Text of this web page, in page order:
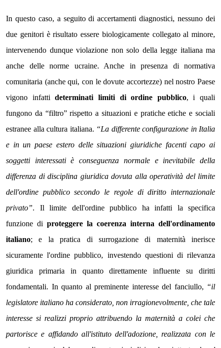
In questo caso, a seguito di accertamenti diagnostici, nessuno dei
due genitori è risultato essere biologicamente collegato al minore,
intervenendo dunque violazione non solo della legge italiana ma
anche delle norme ucraine. Anche in presenza di normativa
comunitaria (anche qui, con le dovute accortezze) nel nostro Paese
vigono infattideterminati limiti di ordine pubblico, i quali
fungono da “filtro” rispetto a situazioni e pratiche etiche e sociali
estranee alla cultura italiana. “La differente configurazione in Italia
e in un paese estero delle situazioni giuridiche facenti capo ai
soggetti interessati è conseguenza normale e inevitabile della
differenza di disciplina giuridica dovuta alla operatività del limite
dell'ordine pubblico secondo le regole di diritto internazionale
privato”. Il limite dell'ordine pubblico ha infatti la specifica
funzione di proteggere la coerenza interna dell'ordinamento
italiano; e la pratica di surrogazione di maternità inerisce
sicuramente l'ordine pubblico, investendo questioni di rilevanza
giuridica primaria in quanto direttamente influente su diritti
fondamentali. In quanto al preminente interesse del fanciullo, “il
legislatore italiano ha considerato, non irragionevolmente, che tale
interesse si realizzi proprio attribuendo la maternità a colei che
partorisce e affidando all'istituto dell'adozione, realizzata con le